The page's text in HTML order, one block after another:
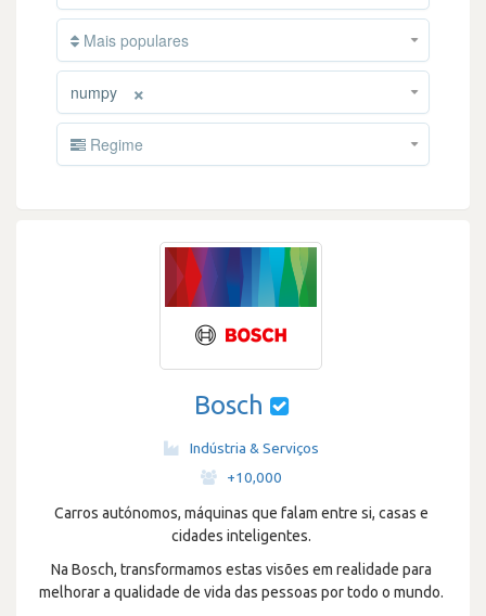
Mais populares
×
numpy
Regime
Bosch
Indústria & Serviços
+10,000
Carros autónomos, máquinas que falam entre si, casas e
cidades inteligentes.
Na Bosch, transformamos estas visões em realidade para
melhorar a qualidade de vida das pessoas por todo o mundo.